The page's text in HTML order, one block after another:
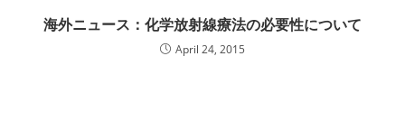
海外ニュース：化学放射線療法の必要性について
April 24, 2015